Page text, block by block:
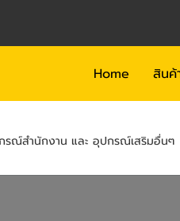
Home สินค้
รณ์สำนักงาน และ อุปกรณ์เสริมอื่นๆ